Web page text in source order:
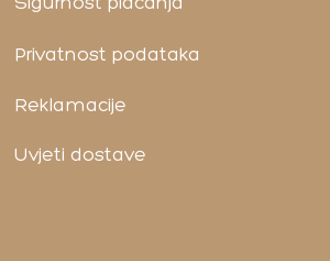
Privatnost podataka
Reklamacije
Uvjeti dostave